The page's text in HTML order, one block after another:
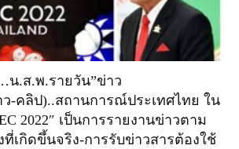
น.ส.พ.รายวัน”ข่าว
ว-คลิป)..สถานการณ์ประเทศไทย ใน
2022″ เป็นการรายงานข่าวตาม
ที่เกิดขึ้นจริง-การรับข่าวสารต้องใช้